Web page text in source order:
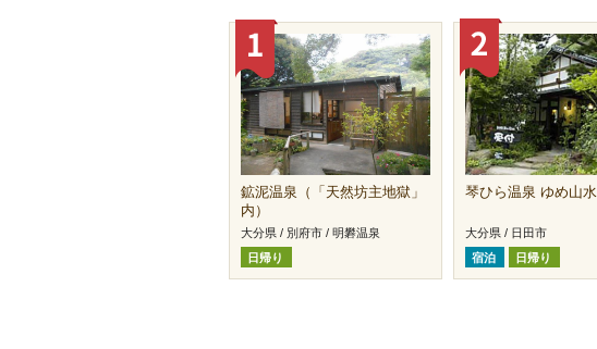
鉱泥温泉（「天然坊主地獄」
内）
大分県 / 別府市 / 明礬温泉
日帰り
琴ひら温泉 ゆめ山水
大分県 / 日田市
宿泊
日帰り